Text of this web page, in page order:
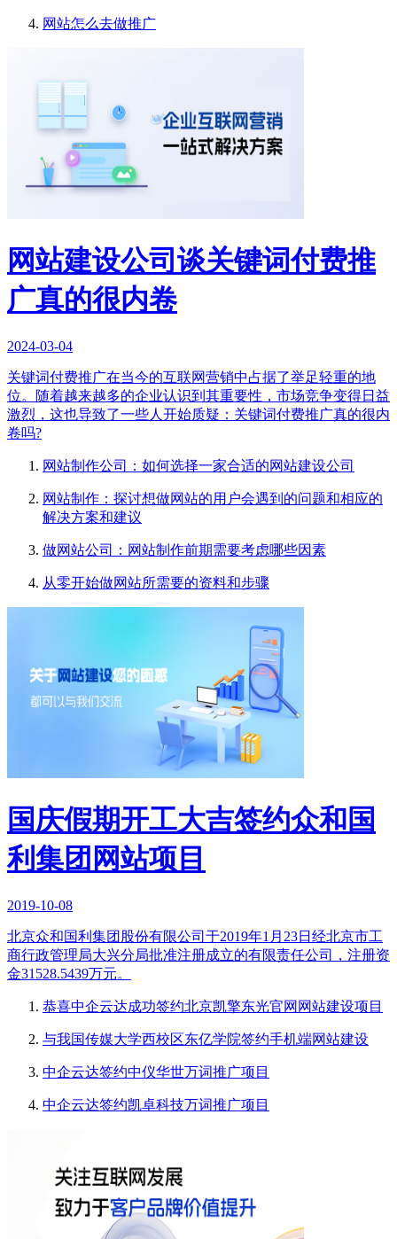
网站怎么去做推广
网站建设公司谈关键词付费推
广真的很内卷
2024-03-04
关键词付费推广在当今的互联网营销中占据了举足轻重的地
位。随着越来越多的企业认识到其重要性，市场竞争变得日益
激烈，这也导致了一些人开始质疑：关键词付费推广真的很内
卷吗?
网站制作公司：如何选择一家合适的网站建设公司
网站制作：探讨想做网站的用户会遇到的问题和相应的
解决方案和建议
做网站公司：网站制作前期需要考虑哪些因素
从零开始做网站所需要的资料和步骤
国庆假期开工大吉签约众和国
利集团网站项目
2019-10-08
北京众和国利集团股份有限公司于2019年1月23日经北京市工
商行政管理局大兴分局批准注册成立的有限责任公司，注册资
金31528.5439万元。
恭喜中企云达成功签约北京凯擎东光官网网站建设项目
与我国传媒大学西校区东亿学院签约手机端网站建设
中企云达签约中仪华世万词推广项目
中企云达签约凯卓科技万词推广项目